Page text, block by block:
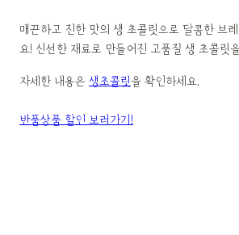
매끈하고 진한 맛의 생 초콜릿으로 달콤한 브
요! 신선한 재료로 만들어진 고품질 생 초콜릿
자세한 내용은 생초콜릿을 확인하세요.
반품상품 할인 보러가기!